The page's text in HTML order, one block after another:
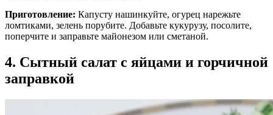
Приготовление: Капусту нашинкуйте, огурец нарежьте
ломтиками, зелень порубите. Добавьте кукурузу, посолите,
поперчите и заправьте майонезом или сметаной.
4. Сытный салат с яйцами и горчичной
заправкой